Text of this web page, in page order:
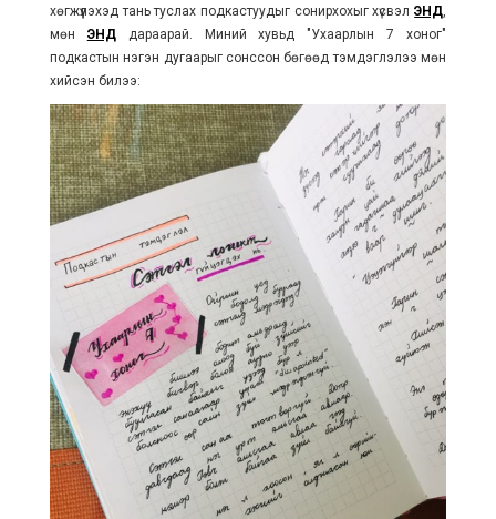
хөгжүүлэхэд тань туслах подкастуудыг сонирхохыг хүсвэлЭНД
мөн ЭНДдараарай. Миний хувьд "Ухаарлын 7 хоног"
подкастын нэгэн дугаарыг сонссон бөгөөд тэмдэглэлээ мөн
хийсэн билээ: